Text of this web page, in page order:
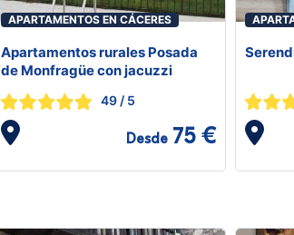
APARTAMENTOS EN CÁCERES
Apartamentos rurales Posada
de Monfragüe con jacuzzi
49 / 5
Desde 75 €